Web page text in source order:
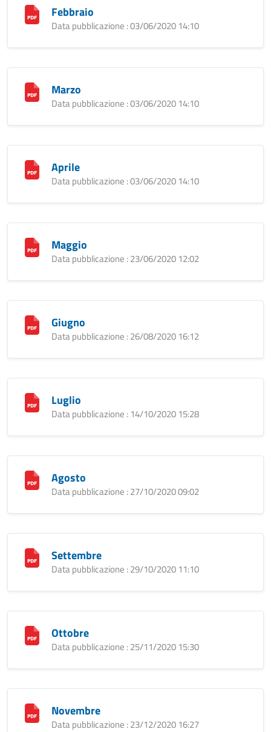
Febbraio
Data pubblicazione : 03/06/2020 14:10
Marzo
Data pubblicazione : 03/06/2020 14:10
Aprile
Data pubblicazione : 03/06/2020 14:10
Maggio
Data pubblicazione : 23/06/2020 12:02
Giugno
Data pubblicazione : 26/08/2020 16:12
Luglio
Data pubblicazione : 14/10/2020 15:28
Agosto
Data pubblicazione : 27/10/2020 09:02
Settembre
Data pubblicazione : 29/10/2020 11:10
Ottobre
Data pubblicazione : 25/11/2020 15:30
Novembre
Data pubblicazione : 23/12/2020 16:27